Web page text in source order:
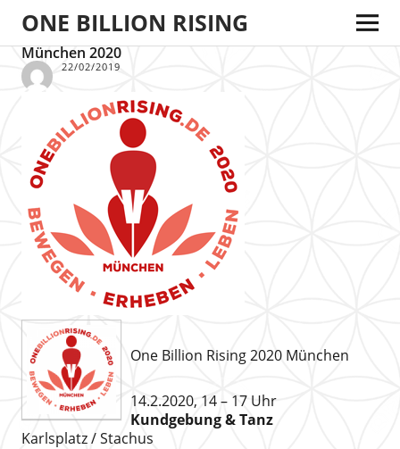
ONE BILLION RISING
München 2020
22/02/2019
One Billion Rising 2020 München
14.2.2020, 14 – 17 Uhr
Kundgebung & Tanz
Karlsplatz / Stachus